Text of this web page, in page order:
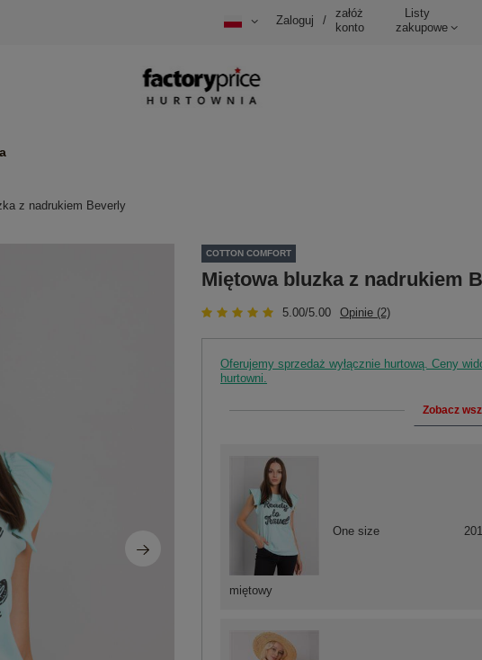
Zaloguj /
załóż
konto
Listy
zakupowe
z nadrukiem Beverly
COTTON COMFORT
Miętowa bluzka z nadrukiem
5.00/5.00 Opinie (2)
Oferujemy sprzedaż wyłącznie hurtową. Ceny
hurtowni.
Zobacz
miętowy
One size